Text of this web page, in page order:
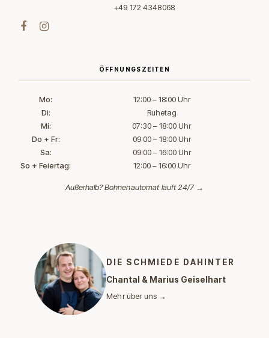
+49 172 4348068
ÖFFNUNGSZEITEN
Mo:
12:00 – 18:00 Uhr
Di:
Ruhetag
Mi:
07:30 – 18:00 Uhr
Do + Fr:
09:00 – 18:00 Uhr
Sa:
09:00 – 16:00 Uhr
So + Feiertag:
12:00 – 16:00 Uhr
Außerhalb?Bohnenautomat läuft 24/7 →
DIE SCHMIEDE DAHINTER
Chantal & Marius Geiselhart
Mehr über uns →